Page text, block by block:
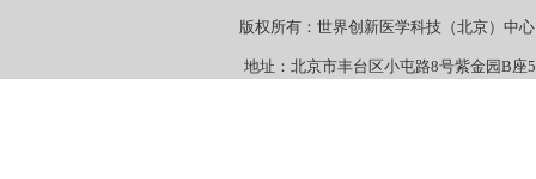
版权所有：世界创新医学科技（北京）
地址：北京市丰台区小屯路8号紫金园B